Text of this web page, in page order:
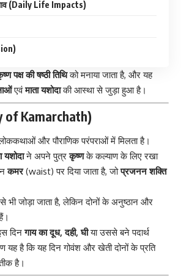
(Daily Life Impacts)
पक्ष की षष्ठी तिथिको मनाया जाता है, और यह
एवंमाता यशोदाकी आस्था से जुड़ा हुआ है।
of Kamarchath)
और पौराणिक परंपराओं में मिलता है।
यशोदाने अपने पुत्रकृष्णके कल्याण के लिए रखा
कमर(waist) पर दिया जाता है, जोप्रजनन शक्ति
भी जोड़ा जाता है, लेकिन दोनों के अनुष्ठान और
दिनगाय का दूध, दही, घीया उससे बने पदार्थ
यह है कि यह दिन गोवंश और खेती दोनों के प्रति
है।